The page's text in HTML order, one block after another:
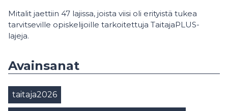
Mitalit jaettiin 47 lajissa, joista viisi oli erityistä tukea
tarvitseville opiskelijoille tarkoitettuja TaitajaPLUS-
lajeja.
Avainsanat
taitaja2026